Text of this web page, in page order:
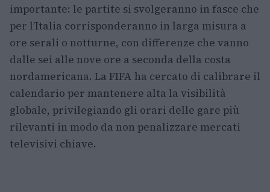
importante: le partite si svolgeranno in fasce che
per l’Italia corrisponderanno in larga misura a
ore serali o notturne, con differenze che vanno
dalle sei alle nove ore a seconda della costa
nordamericana. La FIFA ha cercato di calibrare il
calendario per mantenere alta la visibilità
globale, privilegiando gli orari delle gare più
rilevanti in modo da non penalizzare mercati
televisivi chiave.